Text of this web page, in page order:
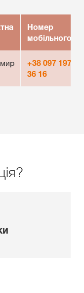
Номер
мобільного
+38 097 197
36 16